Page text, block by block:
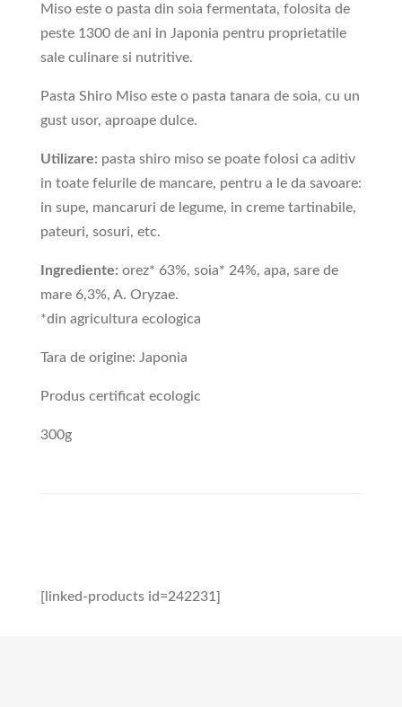
Miso este o pasta din soia fermentata, folosita de
peste 1300 de ani in Japonia pentru proprietatile
sale culinare si nutritive.
Pasta Shiro Miso este o pasta tanara de soia, cu un
gust usor, aproape dulce.
Utilizare: pasta shiro miso se poate folosi ca aditiv
in toate felurile de mancare, pentru a le da savoare:
in supe, mancaruri de legume, in creme tartinabile,
pateuri, sosuri, etc.
Ingrediente: orez* 63%, soia* 24%, apa, sare de
mare 6,3%, A. Oryzae.
*din agricultura ecologica
Tara de origine: Japonia
Produs certificat ecologic
300g
[linked-products id=242231]